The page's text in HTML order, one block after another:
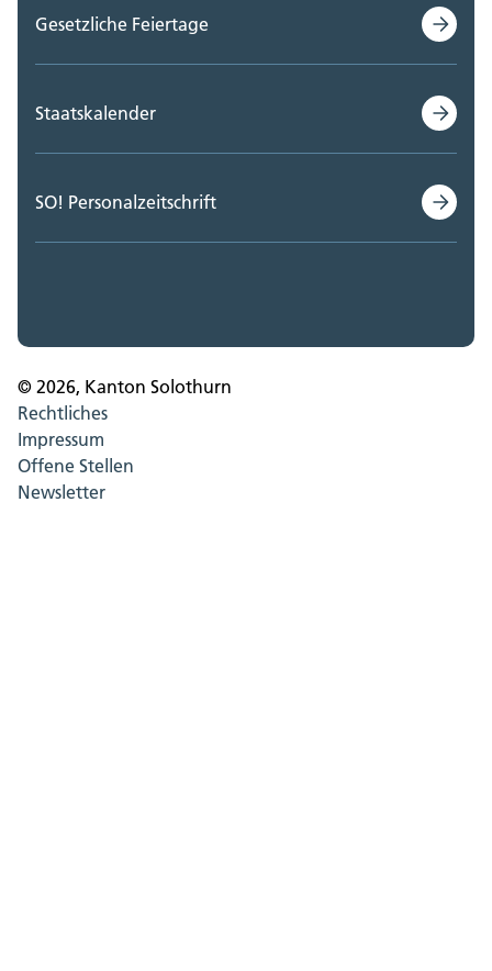
Gesetzliche Feiertage
Staatskalender
SO! Personalzeitschrift
© 2026, Kanton Solothurn
Rechtliches
Impressum
Offene Stellen
Newsletter